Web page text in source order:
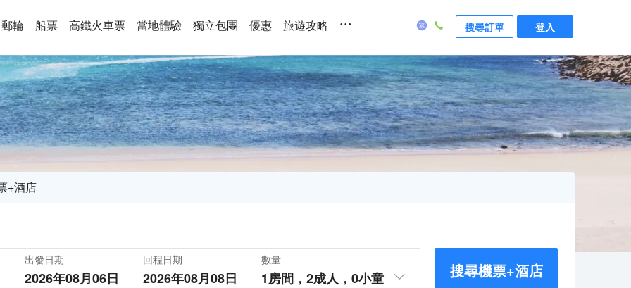
郵輪 船票 高鐵火車票 當地體驗 獨立包團 優惠 旅遊攻略 ... 搜尋訂單 登入
+酒店
出發日期
2026年08月06日
回程日期
2026年08月08日
數量
1房間， 2成人， 0小童 搜尋機票+酒店